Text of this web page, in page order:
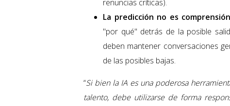
renuncias críticas).
La predicción no es comprensión
"por qué" detrás de la posible
deben mantener conversaciones
de las posibles bajas.
“Si bien la IA es una poderosa
talento, debe utilizarse de forma